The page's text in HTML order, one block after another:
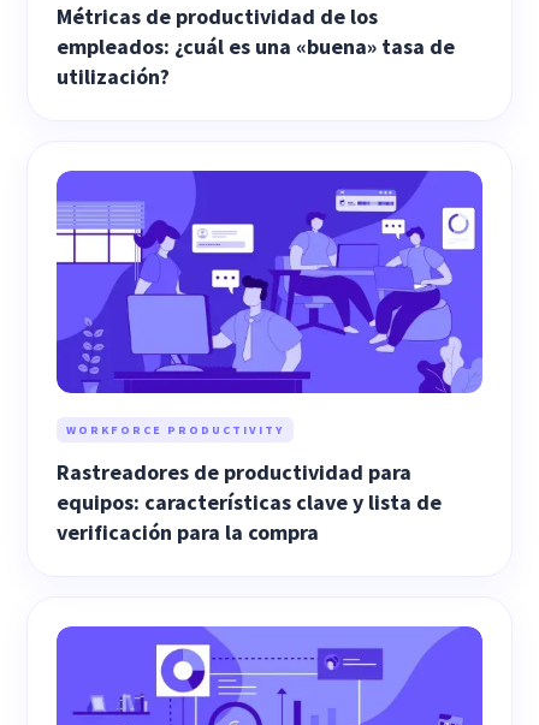
Métricas de productividad de los
empleados: ¿cuál es una «buena» tasa de
utilización?
WORKFORCE PRODUCTIVITY
Rastreadores de productividad para
equipos: características clave y lista de
verificación para la compra